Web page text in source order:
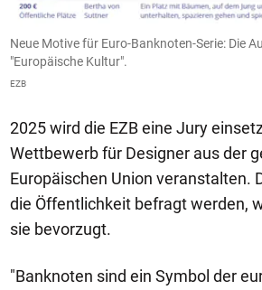
Neue Motive für Euro-Banknoten-Serie: Die
"Europäische Kultur".
EZB
2025 wird die EZB eine Jury
Wettbewerb für Designer aus der
Europäischen Union veranstalten.
die Öffentlichkeit befragt werden,
sie bevorzugt.
"Banknoten sind ein Symbol der